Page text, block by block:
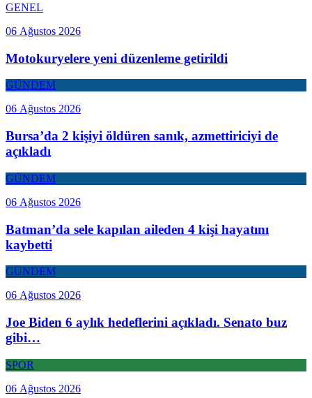
GENEL
06 Ağustos 2026
Motokuryelere yeni düzenleme getirildi
GÜNDEM
06 Ağustos 2026
Bursa’da 2 kişiyi öldüren sanık, azmettiriciyi de
açıkladı
GÜNDEM
06 Ağustos 2026
Batman’da sele kapılan aileden 4 kişi hayatını
kaybetti
GÜNDEM
06 Ağustos 2026
Joe Biden 6 aylık hedeflerini açıkladı. Senato buz
gibi…
SPOR
06 Ağustos 2026